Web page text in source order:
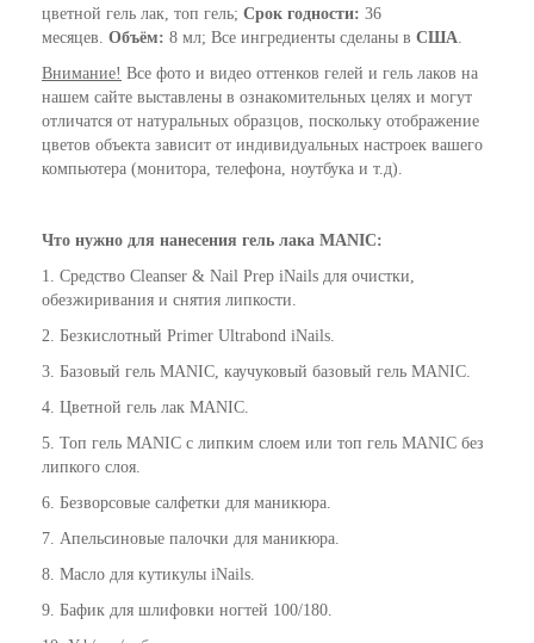
цветной гель лак, топ гель; Срок годности: 36
месяцев. Объём: 8 мл; Все ингредиенты сделаны в США.
Внимание! Все фото и видео оттенков гелей и гель лаков на
нашем сайте выставлены в ознакомительных целях и могут
отличатся от натуральных образцов, поскольку отображение
цветов объекта зависит от индивидуальных настроек вашего
компьютера (монитора, телефона, ноутбука и т.д).
Что нужно для нанесения гель лака MANIC:
1. Средство Cleanser & Nail Prep iNails для очистки,
обезжиривания и снятия липкости.
2. Безкислотный Primer Ultrabond iNails.
3. Базовый гель MANIC, каучуковый базовый гель MANIC.
4. Цветной гель лак MANIC.
5. Топ гель MANIC с липким слоем или топ гель MANIC без
липкого слоя.
6. Безворсовые салфетки для маникюра.
7. Апельсиновые палочки для маникюра.
8. Масло для кутикулы iNails.
9. Бафик для шлифовки ногтей 100/180.